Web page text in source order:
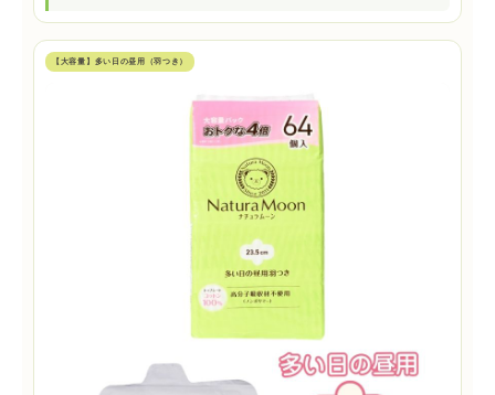
【大容量】多い日の昼用（羽つき）